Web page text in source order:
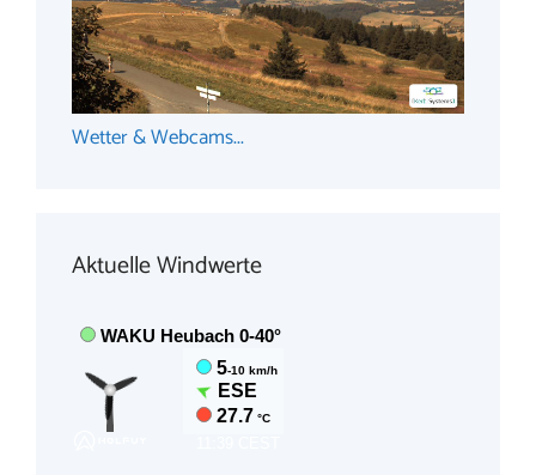
Wetter & Webcams...
Aktuelle Windwerte